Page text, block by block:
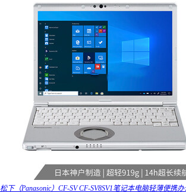
松下（Panasonic）CF-SV CF-SV8SV1笔记本电脑轻薄便携